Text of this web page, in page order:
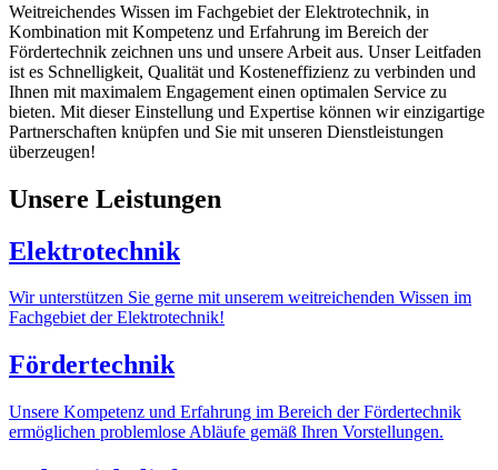
Weitreichendes Wissen im Fachgebiet der Elektrotechnik, in
Kombination mit Kompetenz und Erfahrung im Bereich der
Fördertechnik zeichnen uns und unsere Arbeit aus. Unser Leitfaden
ist es Schnelligkeit, Qualität und Kosteneffizienz zu verbinden und
Ihnen mit maximalem Engagement einen optimalen Service zu
bieten. Mit dieser Einstellung und Expertise können wir einzigartige
Partnerschaften knüpfen und Sie mit unseren Dienstleistungen
überzeugen!
Unsere Leistungen
Elektrotechnik
Wir unterstützen Sie gerne mit unserem weitreichenden Wissen im
Fachgebiet der Elektrotechnik!
Fördertechnik
Unsere Kompetenz und Erfahrung im Bereich der Fördertechnik
ermöglichen problemlose Abläufe gemäß Ihren Vorstellungen.